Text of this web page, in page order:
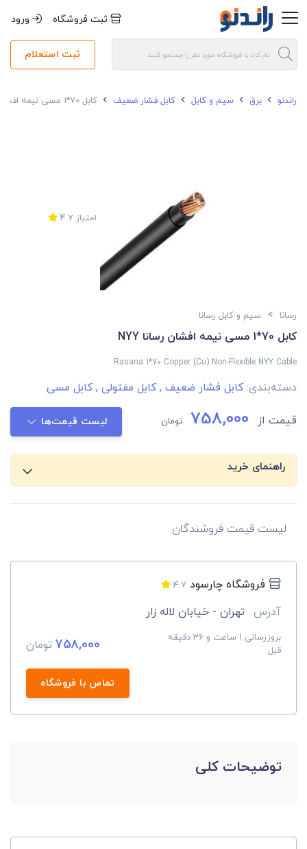
ثبت فروشگاه ورود
ثبت استعلام
راندنو برق سیم و کابل کابل فشار ضعیف کابل 70*1 مسی نیمه افشان رسانا NYY
امتیاز 4.7
رسانا > سیم و کابل رسانا
کابل 70*1 مسی نیمه افشان رسانا NYY
Rasana 1*70 Copper (Cu) Non-Flexible NYY Cable
دسته‌بندی:کابل فشار ضعیف ,کابل مفتولی ,کابل مسی
قیمت از 758,000 تومان لیست قیمت‌ها
راهنمای خرید
لیست قیمت فروشندگان
فروشگاه چارسود 4.7
آدرس تهران - خیابان لاله زار
بروزرسانی 1 ساعت و 36 دقیقه
قبل
758,000 تومان
تماس با فروشگاه
توضیحات کلی